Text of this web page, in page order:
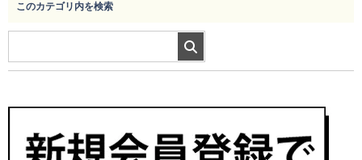
このカテゴリ内を検索